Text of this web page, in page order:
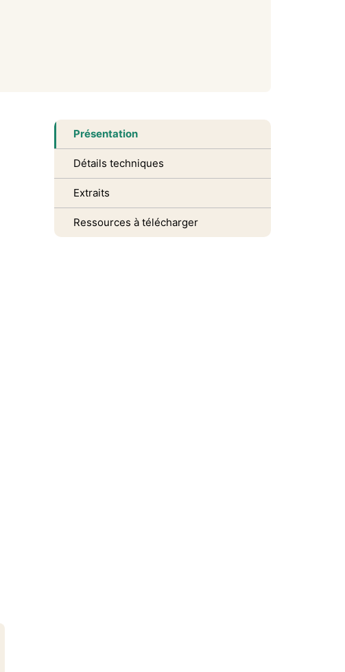
Présentation
Détails techniques
Extraits
Ressources à télécharger